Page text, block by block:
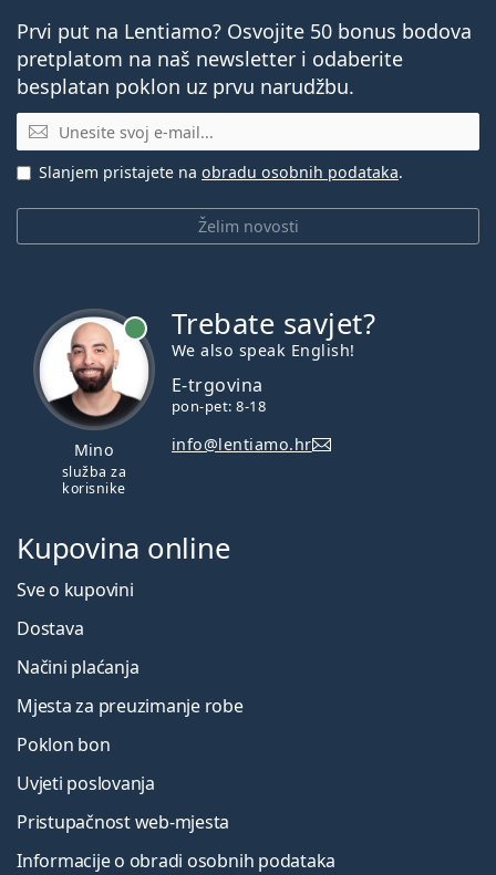
Prvi put na Lentiamo? Osvojite 50 bonus bodova
pretplatom na naš newsletter i odaberite
besplatan poklon uz prvu narudžbu.
E-mail
Želim novosti
Slanjem pristajete na obradu osobnih podataka.
Mino
služba za
korisnike
Trebate savjet?
We also speak English!
E-trgovina
pon-pet: 8-18
info@lentiamo.hr
Kupovina online
Sve o kupovini
Dostava
Načini plaćanja
Mjesta za preuzimanje robe
Poklon bon
Uvjeti poslovanja
Pristupačnost web-mjesta
Informacije o obradi osobnih podataka